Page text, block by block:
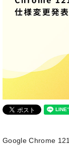
Google Chrome